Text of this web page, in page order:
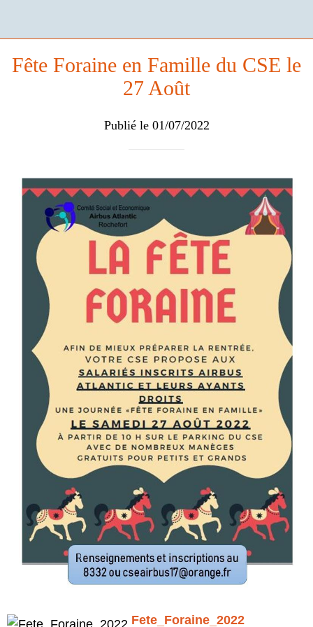
Fête Foraine en Famille du CSE le
27 Août
Publié le 01/07/2022
Fete_Foraine_2022